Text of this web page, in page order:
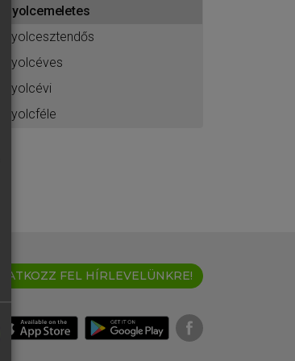
nyolcemeletes
nyolcesztendős
nyolcéves
nyolcévi
nyolcféle
IRATKOZZ FEL HÍRLEVELÜNKRE!